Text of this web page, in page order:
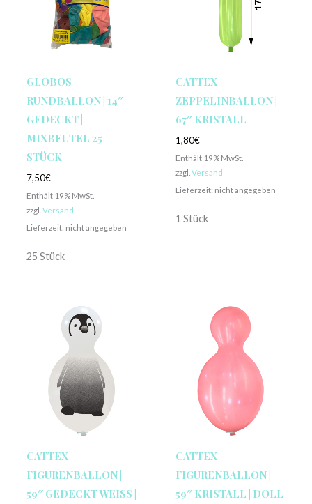
GLOBOS
RUNDBALLON | 14″
GEDECKT |
MIXBEUTEL 25
STÜCK
7,50€
Enthält 19% MwSt.
zzgl. Versand
Lieferzeit: nicht angegeben
25 Stück
CATTEX
ZEPPELINBALLON |
67″ KRISTALL
1,80€
Enthält 19% MwSt.
zzgl. Versand
Lieferzeit: nicht angegeben
1 Stück
CATTEX
FIGURENBALLON |
59″ GEDECKT WEISS | B
CATTEX
FIGURENBALLON |
59″ KRISTALL | DOLL